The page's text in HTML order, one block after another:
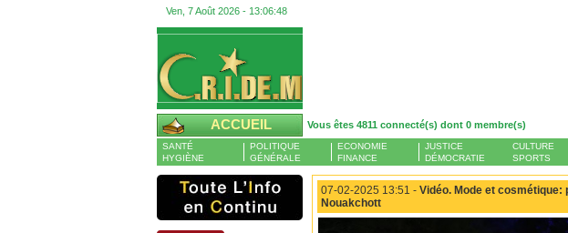
Ven, 7 Août 2026 - 13:06:48
ACCUEIL Vous êtes 4811 connecté(s) dont 0 membre(s)
SANTÉ
HYGIÈNE
POLITIQUE
GÉNÉRALE
ECONOMIE
FINANCE
JUSTICE
DÉMOCRATIE
CULTURE
SPORTS
07-02-2025 13:51 - Vidéo. Mode et cosmétique:
Nouakchott